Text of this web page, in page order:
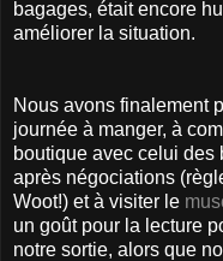
bagages, était encore
améliorer la situation.
Nous avons finalement
journée à manger, à
boutique avec celui
après négociations
Woot!) et à visiter le
un goût pour la lecture
notre sortie, alors que